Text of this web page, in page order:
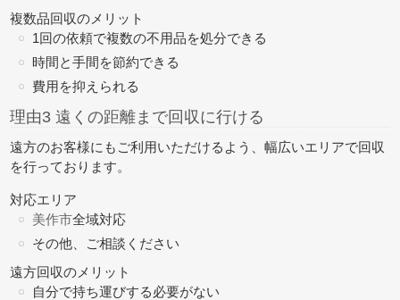
複数品回収のメリット
1回の依頼で複数の不用品を処分できる
時間と手間を節約できる
費用を抑えられる
理由3 遠くの距離まで回収に行ける
遠方のお客様にもご利用いただけるよう、幅広いエリアで回収
を行っております。
対応エリア
美作市全域対応
その他、ご相談ください
遠方回収のメリット
自分で持ち運びする必要がない